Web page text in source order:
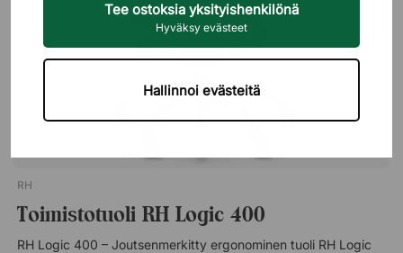
Tee ostoksia yksityishenkilönä
Hyväksy evästeet
Hallinnoi evästeitä
RH
Toimistotuoli RH Logic 400
RH Logic 400 – Joutsenmerkitty ergonominen tuoli RH Logic